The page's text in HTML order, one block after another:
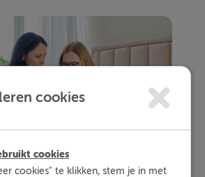
cookies
cookies
cookies" te klikken, stem je in met